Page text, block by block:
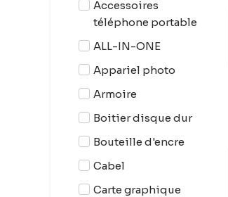
Accessoires
téléphone portable
ALL-IN-ONE
Appariel photo
Armoire
Boitier disque dur
Bouteille d'encre
Cabel
Carte graphique